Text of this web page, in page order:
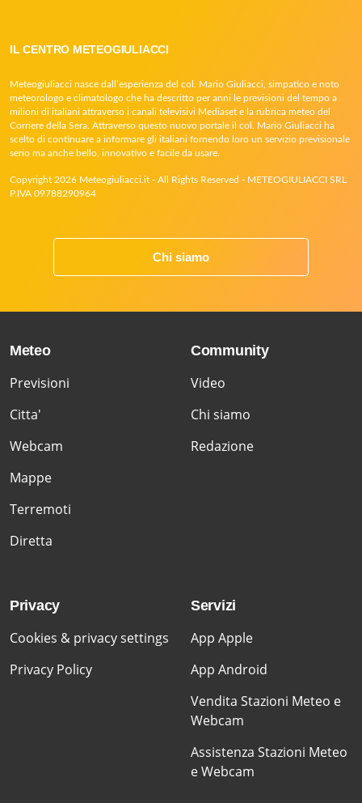
IL CENTRO METEOGIULIACCI
Meteogiuliacci nasce dall’esperienza del col. Mario Giuliacci, simpatico e noto
meteorologo e climatologo che ha descritto per anni le previsioni del tempo a
milioni di italiani attraverso i canali televisivi Mediaset e la rubrica meteo del
Corriere della Sera. Attraverso questo nuovo portale il col. Mario Giuliacci ha
scelto di continuare a informare gli italiani fornendo loro un servizio previsionale
serio ma anche bello, innovativo e facile da usare.
Copyright 2026 Meteogiuliacci.it - All Rights Reserved - METEOGIULIACCI SRL
P.IVA 09788290964
Chi siamo
Meteo
Previsioni
Citta'
Webcam
Mappe
Terremoti
Diretta
Community
Video
Chi siamo
Redazione
Privacy
Cookies & privacy settings
Privacy Policy
Servizi
App Apple
App Android
Vendita Stazioni Meteo e
Webcam
Assistenza Stazioni Meteo
e Webcam